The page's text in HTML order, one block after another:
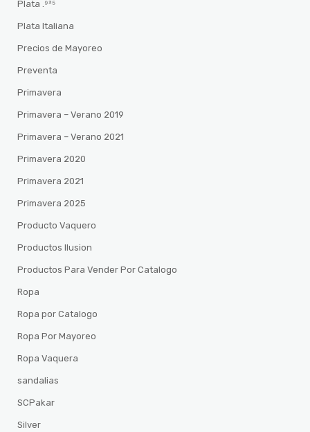
Plata .⁹²⁵
Plata Italiana
Precios de Mayoreo
Preventa
Primavera
Primavera – Verano 2019
Primavera – Verano 2021
Primavera 2020
Primavera 2021
Primavera 2025
Producto Vaquero
Productos Ilusion
Productos Para Vender Por Catalogo
Ropa
Ropa por Catalogo
Ropa Por Mayoreo
Ropa Vaquera
sandalias
SCPakar
Silver